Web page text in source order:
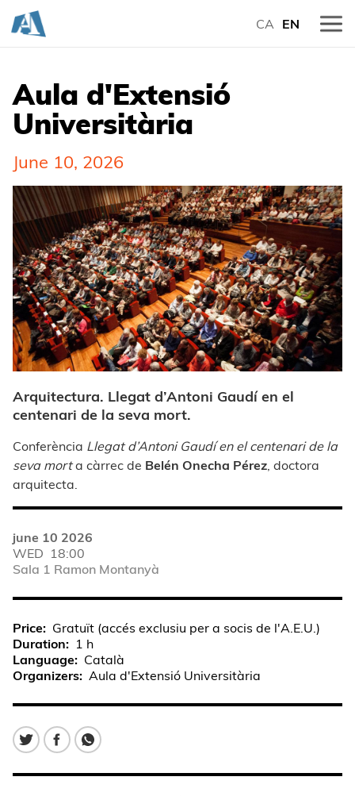
CA EN
Aula d'Extensió
Universitària
June 10, 2026
Arquitectura. Llegat d’Antoni Gaudí en el
centenari de la seva mort.
Conferència Llegat d’Antoni Gaudí en el centenari de la
seva morta càrrec de Belén Onecha Pérez , doctora
arquitecta.
june 10 2026
WED 18:00
Sala 1 Ramon Montanyà
Price
Gratuït (accés exclusiu per a socis de l'A.E.U.)
Duration
1 h
Language
Català
Organizers
Aula d'Extensió Universitària